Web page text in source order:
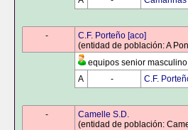
-
C.F. Porteño [aco]
(entidad de población: A
equipos senior masculino
A
- C.F.
-
Camelle S.D.
(entidad de población: